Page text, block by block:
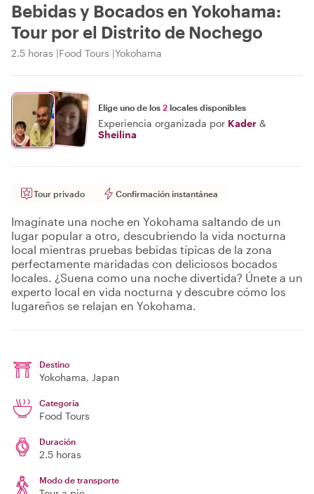
Bebidas y Bocados en Yokohama:
Tour por el Distrito de Nochego
2.5 horas Food Tours Yokohama
Elige uno de los 2 locales disponibles
Experiencia organizada por Kader &
Sheilina
Tour privado Confirmación instantánea
Imagínate una noche en Yokohama saltando de un
lugar popular a otro, descubriendo la vida nocturna
local mientras pruebas bebidas típicas de la zona
perfectamente maridadas con deliciosos bocados
locales. ¿Suena como una noche divertida? Únete a un
experto local en vida nocturna y descubre cómo los
lugareños se relajan en Yokohama.
Destino
Yokohama, Japan
Categoría
Food Tours
Duración
2.5 horas
Modo de transporte